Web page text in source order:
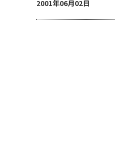
2001年06月02日